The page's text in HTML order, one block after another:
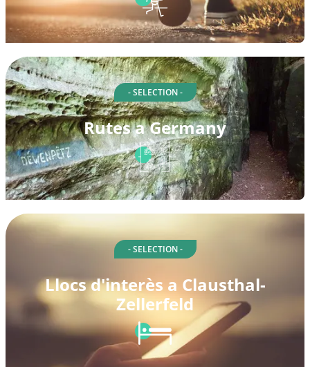
- SELECTION -
Rutes a Germany
- SELECTION -
Llocs d'interès a Clausthal-
Zellerfeld